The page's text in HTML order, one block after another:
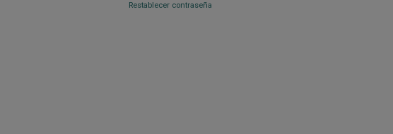
Restablecer contraseña